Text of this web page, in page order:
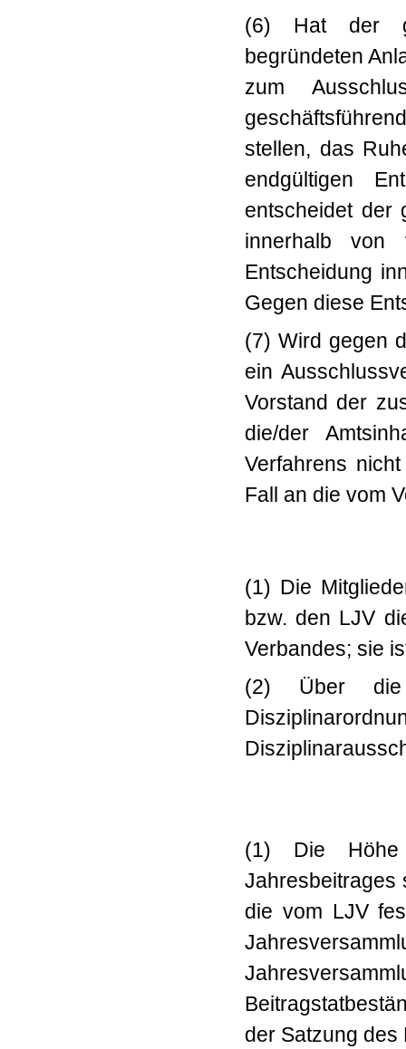
(6) Hat der
begründeten
zum
stellen, das
endgültigen
entscheidet der
innerhalb
Entscheidung
Gegen diese
(7) Wird gegen
ein
Vorstand der
die/der
Verfahrens
Fall an die vom
(1) Die
bzw. den LJV
Verbandes; sie
(2) Über die
(1) Die Höhe
Jahresbeitrages
die vom LJV
der Satzung des